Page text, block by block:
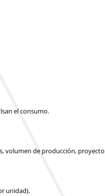
el consumo.
volumen de producción,
unidad).